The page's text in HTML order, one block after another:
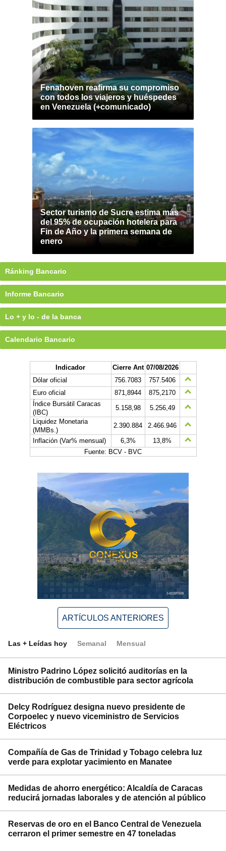
Fenahoven reafirma su compromiso
con todos los viajeros y huéspedes
en Venezuela (+comunicado)
Sector turismo de Sucre estima más
del 95% de ocupación hotelera para
Fin de Año y la primera semana de
enero
Ránking Bancario
Informe Bancario
Lo + y lo - de la banca
Calendario Bancario
Indicador Cierre Ant 07/08/2026
Dólar oficial
756.7083
757.5406
Euro oficial
871,8944
875,2170
Índice Bursátil Caracas
(IBC)
5.158,98
5.256,49
Liquidez Monetaria
(MMBs.)
2.390.884
2.466.946
Inflación (Var% mensual)
6,3%
13,8%
Fuente: BCV - BVC
ARTÍCULOS ANTERIORES
Las + Leídas hoy Semanal Mensual
Ministro Padrino López solicitó auditorías en la
distribución de combustible para sector agrícola
Delcy Rodríguez designa nuevo presidente de
Corpoelec y nuevo viceministro de Servicios
Eléctricos
Compañía de Gas de Trinidad y Tobago celebra luz
verde para explotar yacimiento en Manatee
Medidas de ahorro energético: Alcaldía de Caracas
reducirá jornadas laborales y de atención al público
Reservas de oro en el Banco Central de Venezuela
cerraron el primer semestre en 47 toneladas